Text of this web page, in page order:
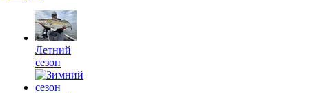
Летний
сезон